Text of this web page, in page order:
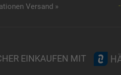
Versand »
EINKAUFEN MIT